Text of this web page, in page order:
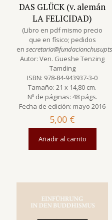
DAS GLÜCK (v. alemán
LA FELICIDAD)
(Libro en pdf mismo precio
que en físico; pedidos
en
Autor: Ven. Gueshe Tenzing
Tamding
ISBN: 978-84-943937-3-0
Tamaño: 21 x 14,80 cm.
Nº de páginas: 48 págs.
Fecha de edición: mayo 2016
5,00 €
Añadir al carrito